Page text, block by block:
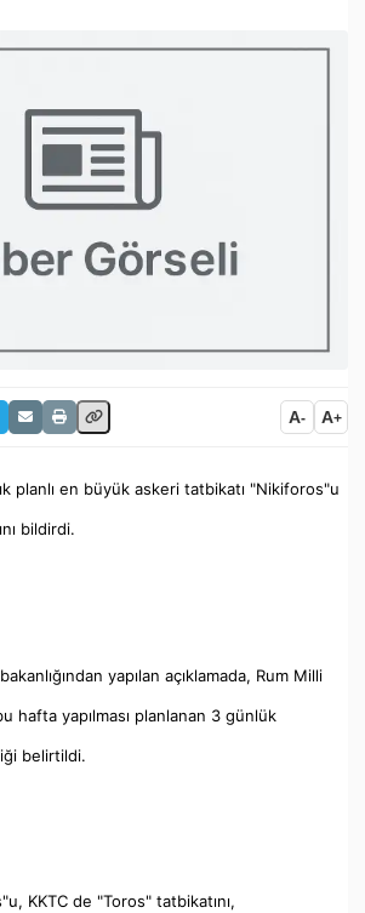
A- A+
planlı en büyük askeri tatbikatı "Nikiforos"u
bildirdi.
yapılan açıklamada, Rum Milli
hafta yapılması planlanan 3 günlük
belirtildi.
KKTC de "Toros" tatbikatını,